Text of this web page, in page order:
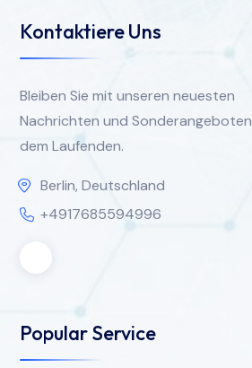
Kontaktiere Uns
Bleiben Sie mit unseren neuesten
Nachrichten und
dem Laufenden.
Berlin, Deutschland
+4917685594996
Popular Service